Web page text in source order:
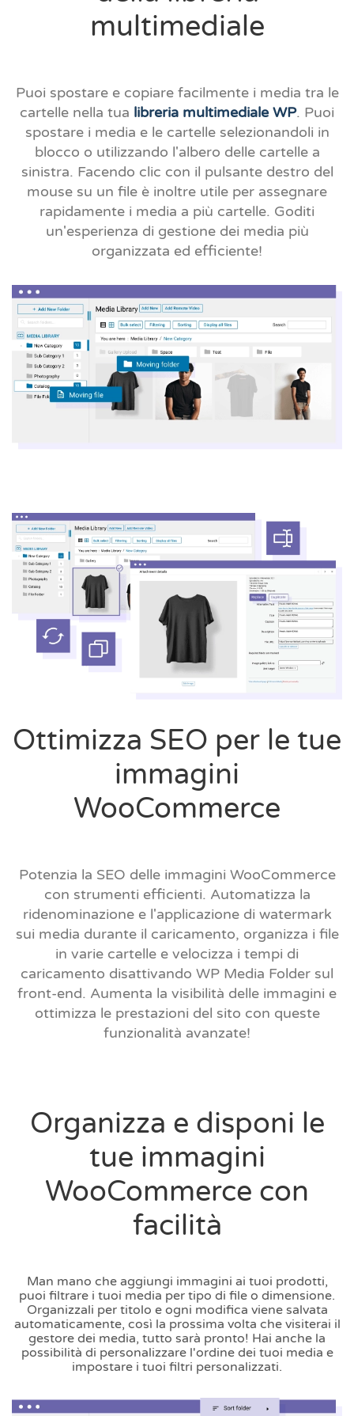
multimediale
Puoi spostare e copiare facilmente i media tra le
cartelle nella tua libreria multimediale WP. Puoi
spostare i media e le cartelle selezionandoli in
blocco o utilizzando l'albero delle cartelle a
sinistra. Facendo clic con il pulsante destro del
mouse su un file è inoltre utile per assegnare
rapidamente i media a più cartelle. Goditi
un'esperienza di gestione dei media più
organizzata ed efficiente!
Ottimizza SEO per le tue
immagini
WooCommerce
Potenzia la SEO delle immagini WooCommerce
con strumenti efficienti. Automatizza la
ridenominazione e l'applicazione di watermark
sui media durante il caricamento, organizza i file
in varie cartelle e velocizza i tempi di
caricamento disattivando WP Media Folder sul
front-end. Aumenta la visibilità delle immagini e
ottimizza le prestazioni del sito con queste
funzionalità avanzate!
Organizza e disponi le
tue immagini
WooCommerce con
facilità
Man mano che aggiungi immagini ai tuoi prodotti,
puoi filtrare i tuoi media per tipo di file o dimensione.
Organizzali per titolo e ogni modifica viene salvata
automaticamente, così la prossima volta che visiterai il
gestore dei media, tutto sarà pronto! Hai anche la
possibilità di personalizzare l'ordine dei tuoi media e
impostare i tuoi filtri personalizzati.